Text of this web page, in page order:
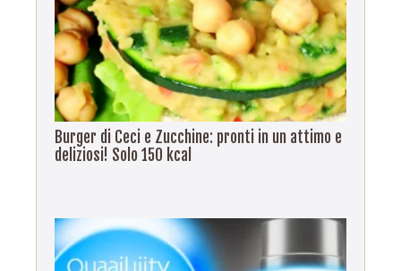
Burger di Ceci e Zucchine: pronti in un attimo e
deliziosi! Solo 150 kcal